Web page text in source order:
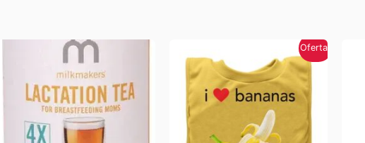
Oferta!